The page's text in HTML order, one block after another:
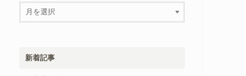
新着記事